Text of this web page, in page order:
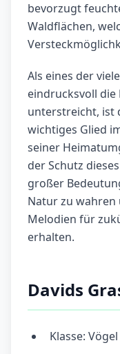
bevorzugt
Waldflächen,
Als eines der
eindrucksvoll die
unterstreicht, ist
wichtiges Glied
seiner
der Schutz
großer
Natur zu
Melodien für
erhalten.
Davids
Klasse: